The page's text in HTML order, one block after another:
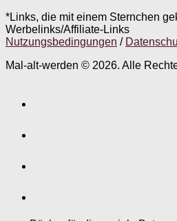
*Links, die mit einem Sternchen
Werbelinks/Affiliate-Links
Nutzungsbedingungen /
Mal-alt-werden © 2026. Alle